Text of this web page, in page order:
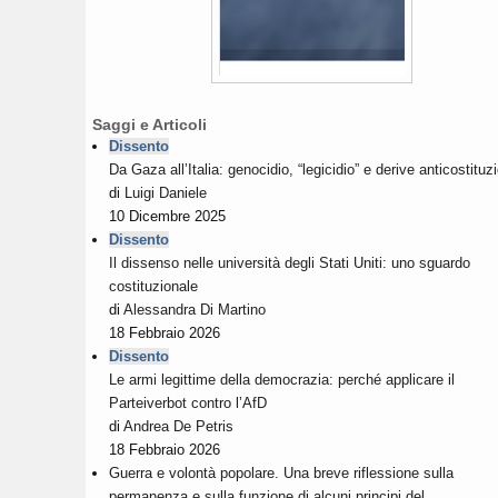
Saggi e Articoli
Dissento
Da Gaza all’Italia: genocidio, “legicidio” e derive
di
Luigi Daniele
10 Dicembre 2025
Dissento
Il dissenso nelle università degli Stati Uniti: uno sguardo
costituzionale
di Alessandra Di Martino
18 Febbraio 2026
Dissento
Le armi legittime della democrazia: perché applicare il
Parteiverbot contro l’AfD
di Andrea De Petris
18 Febbraio 2026
Guerra e volontà popolare. Una breve riflessione sulla